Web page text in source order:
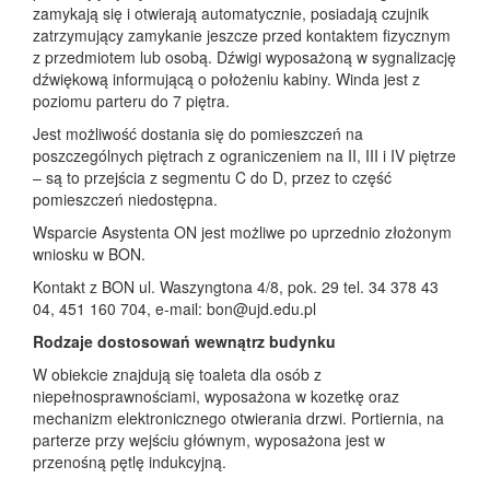
zamykają się i otwierają automatycznie, posiadają czujnik
zatrzymujący zamykanie jeszcze przed kontaktem fizycznym
z przedmiotem lub osobą. Dźwigi wyposażoną w sygnalizację
dźwiękową informującą o położeniu kabiny. Winda jest z
poziomu parteru do 7 piętra.
Jest możliwość dostania się do pomieszczeń na
poszczególnych piętrach z ograniczeniem na II, III i IV piętrze
– są to przejścia z segmentu C do D, przez to część
pomieszczeń niedostępna.
Wsparcie Asystenta ON jest możliwe po uprzednio złożonym
wniosku w BON.
Kontakt z BON ul. Waszyngtona 4/8, pok. 29 tel. 34 378 43
04, 451 160 704, e-mail: bon@ujd.edu.pl
Rodzaje dostosowań wewnątrz budynku
W obiekcie znajdują się toaleta dla osób z
niepełnosprawnościami, wyposażona w kozetkę oraz
mechanizm elektronicznego otwierania drzwi. Portiernia, na
parterze przy wejściu głównym, wyposażona jest w
przenośną pętlę indukcyjną.